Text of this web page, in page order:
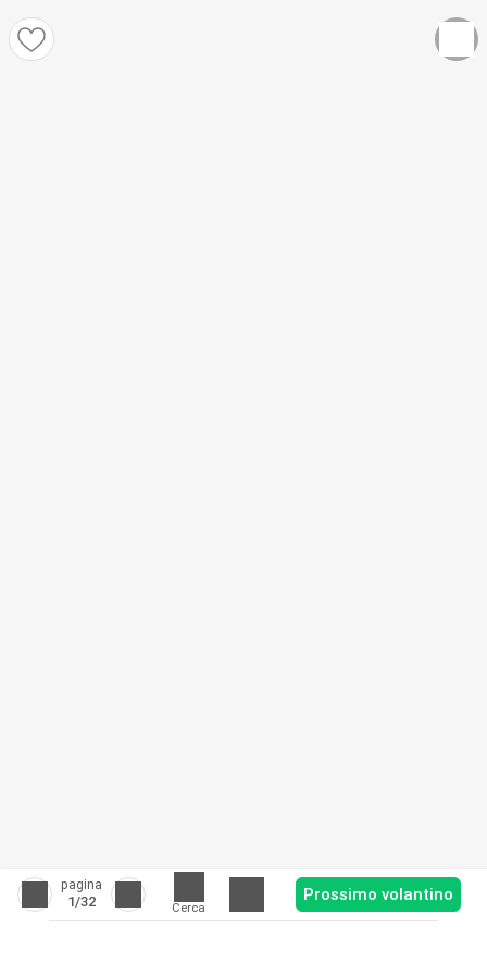
pagina
1/32 Cerca
Prossimo volantino